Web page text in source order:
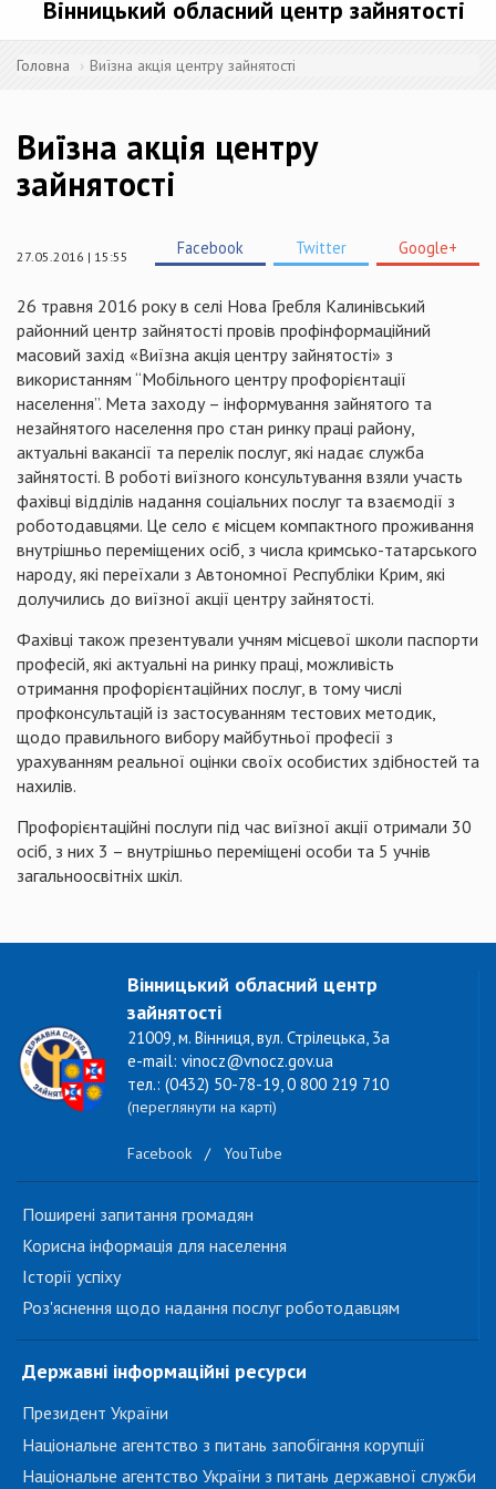
Вінницький обласний центр зайнятості
Головна Виїзна акція центру зайнятості
Виїзна акція центру
зайнятості
27.05.2016 | 15:55 Facebook Twitter Google+
26 травня 2016 року в селі Нова Гребля Калинівський
районний центр зайнятості провів профінформаційний
масовий захід «Виїзна акція центру зайнятості» з
використанням “Мобільного центру профорієнтації
населення”. Мета заходу – інформування зайнятого та
незайнятого населення про стан ринку праці району,
актуальні вакансії та перелік послуг, які надає служба
зайнятості. В роботі виїзного консультування взяли участь
фахівці відділів надання соціальних послуг та взаємодії з
роботодавцями. Це село є місцем компактного проживання
внутрішньо переміщених осіб, з числа кримсько-татарського
народу, які переїхали з Автономної Республіки Крим, які
долучились до виїзної акції центру зайнятості.
Фахівці також презентували учням місцевої школи паспорти
професій, які актуальні на ринку праці, можливість
отримання профорієнтаційних послуг, в тому числі
профконсультацій із застосуванням тестових методик,
щодо правильного вибору майбутньої професії з
урахуванням реальної оцінки своїх особистих здібностей та
нахилів.
Профорієнтаційні послуги під час виїзної акції отримали 30
осіб, з них 3 – внутрішньо переміщені особи та 5 учнів
загальноосвітніх шкіл.
Вінницький обласний центр
зайнятості
21009, м. Вінниця, вул. Стрілецька, 3а
e-mail: vinocz@vnocz.gov.ua
тел.: (0432) 50-78-19, 0 800 219 710
(переглянути на карті)
Facebook / YouTube
Поширені запитання громадян
Корисна інформація для населення
Історії успіху
Роз'яснення щодо надання послуг роботодавцям
Державні інформаційні ресурси
Президент України
Національне агентство з питань запобігання корупції
Національне агентство України з питань державної служби